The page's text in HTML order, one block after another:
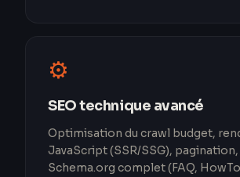
⚙️
SEO technique avancé
Optimisation du crawl budget,
JavaScript (SSR/SSG), pagination,
Schema.org complet (FAQ,